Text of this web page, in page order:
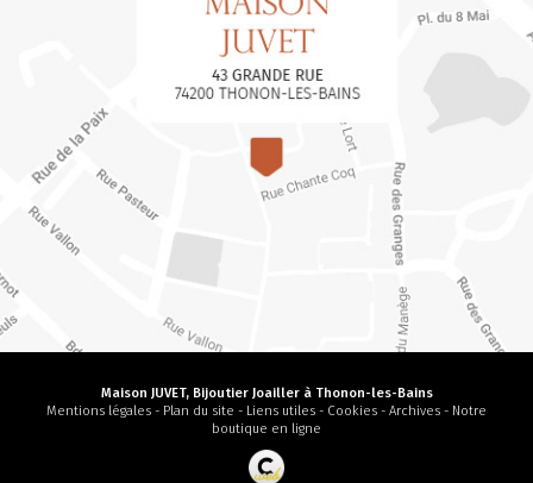
Maison JUVET, Bijoutier Joailler à Thonon-les-Bains
Mentions légales - Plan du site - Liens utiles - Cookies - Archives - Notre
boutique en ligne